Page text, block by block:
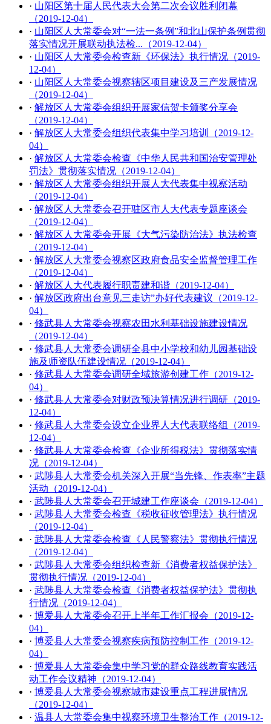
· 山阳区第十届人民代表大会第二次会议胜利闭幕
（2019-12-04）
· 山阳区人大常委会对“一法一条例”和北山保护条例贯彻
落实情况开展联动执法检...（2019-12-04）
· 山阳区人大常委会检查新《环保法》执行情况（2019-
12-04）
· 山阳区人大常委会视察辖区项目建设及三产发展情况
（2019-12-04）
· 解放区人大常委会组织开展家信贺卡颁奖分享会
（2019-12-04）
· 解放区人大常委会组织代表集中学习培训（2019-12-
04）
· 解放区人大常委会检查《中华人民共和国治安管理处
罚法》贯彻落实情况（2019-12-04）
· 解放区人大常委会组织开展人大代表集中视察活动
（2019-12-04）
· 解放区人大常委会召开驻区市人大代表专题座谈会
（2019-12-04）
· 解放区人大常委会开展《大气污染防治法》执法检查
（2019-12-04）
· 解放区人大常委会视察区政府食品安全监督管理工作
（2019-12-04）
· 解放区人大代表履行职责建和谐（2019-12-04）
· 解放区政府出台意见三走访”办好代表建议（2019-12-
04）
· 修武县人大常委会视察农田水利基础设施建设情况
（2019-12-04）
· 修武县人大常委会调研全县中小学校和幼儿园基础设
施及师资队伍建设情况（2019-12-04）
· 修武县人大常委会调研全域旅游创建工作（2019-12-
04）
· 修武县人大常委会对财政预决算情况进行调研（2019-
12-04）
· 修武县人大常委会设立企业界人大代表联络组（2019-
12-04）
· 修武县人大常委会检查《企业所得税法》贯彻落实情
况（2019-12-04）
· 武陟县人大常委会机关深入开展“当先锋、作表率”主题
活动（2019-12-04）
· 武陟县人大常委会召开城建工作座谈会（2019-12-04）
· 武陟县人大常委会检查《税收征收管理法》执行情况
（2019-12-04）
· 武陟县人大常委会检查《人民警察法》贯彻执行情况
（2019-12-04）
· 武陟县人大常委会组织检查新《消费者权益保护法》
贯彻执行情况（2019-12-04）
· 武陟县人大常委会检查《消费者权益保护法》贯彻执
行情况（2019-12-04）
· 博爱县人大常委会召开上半年工作汇报会（2019-12-
04）
· 博爱县人大常委会视察疾病预防控制工作（2019-12-
04）
· 博爱县人大常委会集中学习党的群众路线教育实践活
动工作会议精神（2019-12-04）
· 博爱县人大常委会视察城市建设重点工程进展情况
（2019-12-04）
· 温县人大常委会集中视察环境卫生整治工作（2019-12-